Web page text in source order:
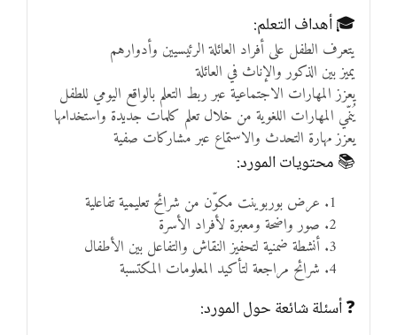
🎓 أهداف التعلم:
يتعرف الطفل على أفراد العائلة الرئيسيين وأدوارهم
يميز بين الذكور والإناث في العائلة
يعزز المهارات الاجتماعية عبر ربط التعلم بالواقع اليومي للطفل
يُنمّي المهارات اللغوية من خلال تعلم كلمات جديدة واستخدامها
يعزز مهارة التحدث والاستماع عبر مشاركات صفية
📚 محتويات المورد:
عرض بوربوينت مكوّن من شرائح تعليمية تفاعلية
صور واضحة ومعبرة لأفراد الأسرة
أنشطة ضمنية لتحفيز النقاش والتفاعل بين الأطفال
شرائح مراجعة لتأكيد المعلومات المكتسبة
❓ أسئلة شائعة حول المورد: